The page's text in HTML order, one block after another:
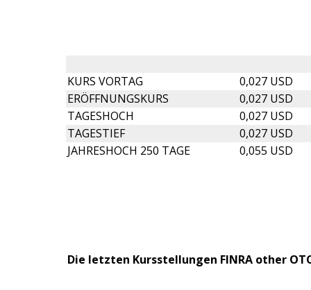
KURS VORTAG
0,027 USD
ERÖFFNUNGSKURS
0,027 USD
TAGESHOCH
0,027 USD
TAGESTIEF
0,027 USD
JAHRESHOCH 250 TAGE
0,055 USD
Die letzten Kursstellungen FINRA other